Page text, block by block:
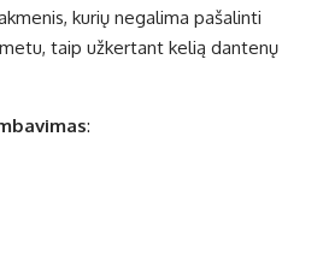
kurių negalima pašalinti
taip užkertant kelią dantenų
: